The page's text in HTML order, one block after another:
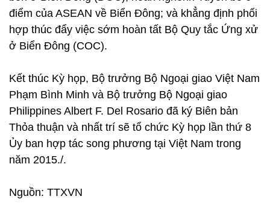
điểm của ASEAN về Biển Đông; và khẳng định phối
hợp thúc đẩy việc sớm hoàn tất Bộ Quy tắc Ứng xử
ở Biển Đông (COC).
Kết thúc Kỳ họp, Bộ trưởng Bộ Ngoại giao Việt Nam
Phạm Bình Minh và Bộ trưởng Bộ Ngoại giao
Philippines Albert F. Del Rosario đã ký Biên bản
Thỏa thuận và nhất trí sẽ tổ chức Kỳ họp lần thứ 8
Ủy ban hợp tác song phương tại Việt Nam trong
năm 2015./.
Nguồn: TTXVN